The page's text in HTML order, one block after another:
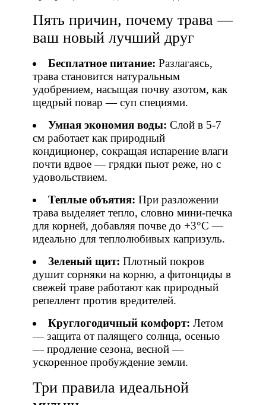
Пять причин, почему трава —
ваш новый лучший друг
Бесплатное питание: Разлагаясь,
трава становится натуральным
удобрением, насыщая почву азотом, как
щедрый повар — суп специями.
Умная экономия воды: Слой в 5-7
см работает как природный
кондиционер, сокращая испарение влаги
почти вдвое — грядки пьют реже, но с
удовольствием.
Теплые объятия: При разложении
трава выделяет тепло, словно мини-печка
для корней, добавляя почве до +3°С —
идеально для теплолюбивых капризуль.
Зеленый щит: Плотный покров
душит сорняки на корню, а фитонциды в
свежей траве работают как природный
репеллент против вредителей.
Круглогодичный комфорт: Летом
— защита от палящего солнца, осенью
— продление сезона, весной —
ускоренное пробуждение земли.
Три правила идеальной